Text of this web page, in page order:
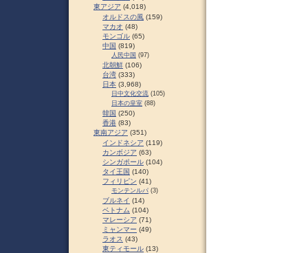
東アジア (4,018)
オルドスの風 (159)
マカオ (48)
モンゴル (65)
中国 (819)
人民中国 (97)
北朝鮮 (106)
台湾 (333)
日本 (3,968)
日中文化交流 (105)
日本の皇室 (88)
韓国 (250)
香港 (83)
東南アジア (351)
インドネシア (119)
カンボジア (63)
シンガポール (104)
タイ王国 (140)
フィリピン (41)
モンテンルパ (3)
ブルネイ (14)
ベトナム (104)
マレーシア (71)
ミャンマー (49)
ラオス (43)
東ティモール (13)